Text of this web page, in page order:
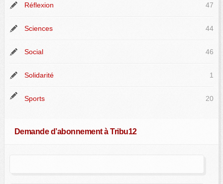
Réflexion 47
Sciences 44
Social 46
Solidarité 1
Sports 20
Demande d’abonnement à Tribu12